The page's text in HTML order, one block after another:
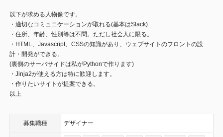
以下が求める人物像です。
・適切なコミュニケーションが取れる(基本はSlack)
・住所、年齢、性別等は不問。ただし社会人に限る。
・HTML、Javascript、CSSの知識があり、ウェブサイトのフロントの設
計・開発ができる。
(裏側のサーバサイドは私がPythonで作ります)
・Jinja2が使える方は特に歓迎します。
・作りたいサイトが提案できる。
以上
募集職種 デザイナー